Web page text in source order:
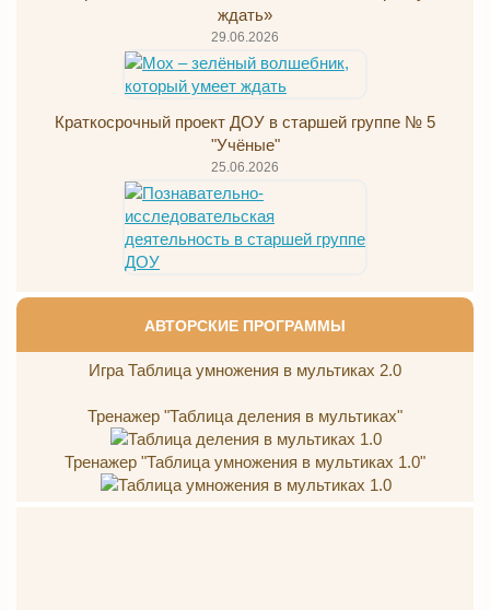
ждать»
29.06.2026
Краткосрочный проект ДОУ в старшей группе № 5
"Учёные"
25.06.2026
АВТОРСКИЕ ПРОГРАММЫ
Игра Таблица умножения в мультиках 2.0
Тренажер "Таблица деления в мультиках"
Тренажер "Таблица умножения в мультиках 1.0"